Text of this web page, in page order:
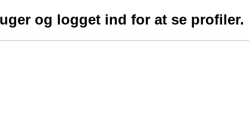
og logget ind for at se profiler.